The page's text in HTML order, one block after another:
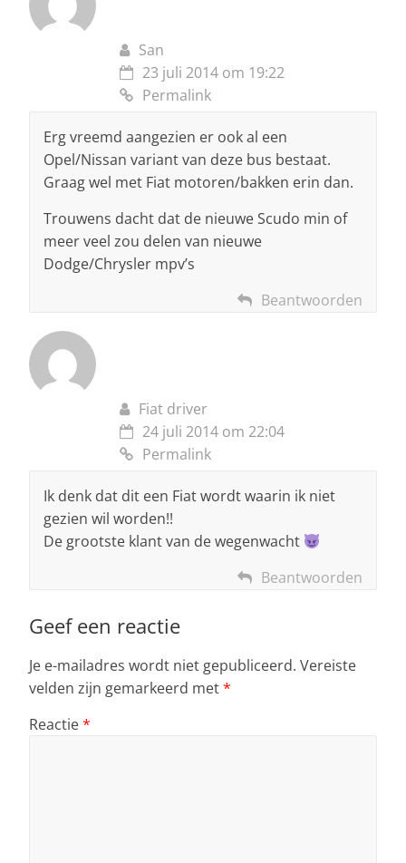
San
23 juli 2014 om 19:22
Permalink
Erg vreemd aangezien er ook al een
Opel/Nissan variant van deze bus bestaat.
Graag wel met Fiat motoren/bakken erin dan.
Trouwens dacht dat de nieuwe Scudo min of
meer veel zou delen van nieuwe
Dodge/Chrysler mpv’s
Beantwoorden
Fiat driver
24 juli 2014 om 22:04
Permalink
Ik denk dat dit een Fiat wordt waarin ik niet
gezien wil worden!!
De grootste klant van de wegenwacht
Beantwoorden
Geef een reactie
Je e-mailadres wordt niet gepubliceerd. Vereiste
velden zijn gemarkeerd met*
Reactie*